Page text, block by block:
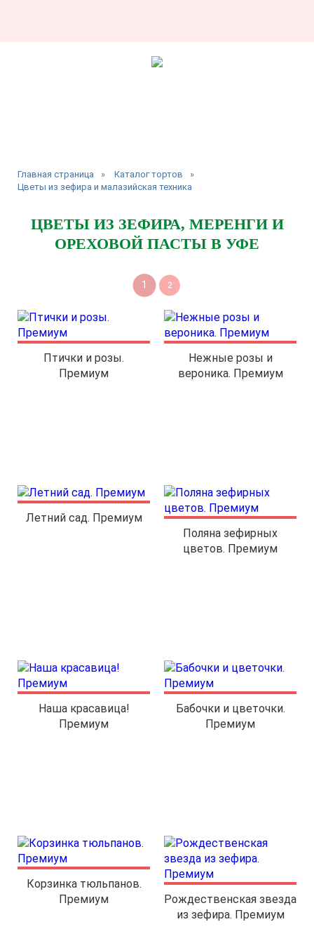
Главная страница » Каталог тортов
»
Цветы из зефира и малазийская техника
ЦВЕТЫ ИЗ ЗЕФИРА, МЕРЕНГИ И
ОРЕХОВОЙ ПАСТЫ В УФЕ
1 2
Птички и розы.
Премиум
Нежные розы и
вероника. Премиум
Летний сад. Премиум
Поляна зефирных
цветов. Премиум
Наша красавица!
Премиум
Бабочки и цветочки.
Премиум
Корзинка тюльпанов.
Премиум
Рождественская звезда
из зефира. Премиум